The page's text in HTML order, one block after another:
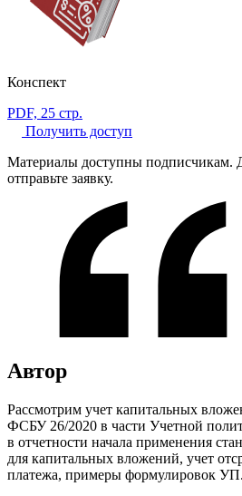
Конспект
PDF, 25 стр.
Получить доступ
Материалы доступны подписчикам.
отправьте заявку.
Автор
Рассмотрим учет капитальных
ФСБУ 26/2020 в части Учетной
в отчетности начала применения
для капитальных вложений, учет
платежа, примеры формулировок УП.